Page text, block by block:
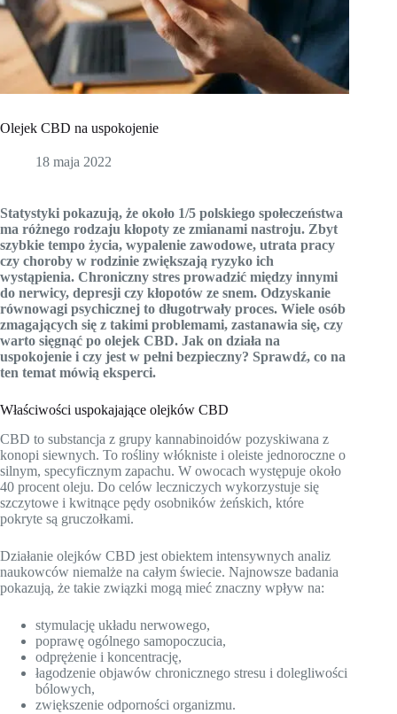
Olejek CBD na uspokojenie
18 maja 2022
Statystyki pokazują, że około 1/5 polskiego społeczeństwa
ma różnego rodzaju kłopoty ze zmianami nastroju. Zbyt
szybkie tempo życia, wypalenie zawodowe, utrata pracy
czy choroby w rodzinie zwiększają ryzyko ich
wystąpienia. Chroniczny stres prowadzić między innymi
do nerwicy, depresji czy kłopotów ze snem. Odzyskanie
równowagi psychicznej to długotrwały proces. Wiele osób
zmagających się z takimi problemami, zastanawia się, czy
warto sięgnąć po olejek CBD. Jak on działa na
uspokojenie i czy jest w pełni bezpieczny? Sprawdź, co na
ten temat mówią eksperci.
Właściwości uspokajające olejków CBD
CBD to substancja z grupy kannabinoidów pozyskiwana z
konopi siewnych. To rośliny włókniste i oleiste jednoroczne o
silnym, specyficznym zapachu. W owocach występuje około
40 procent oleju. Do celów leczniczych wykorzystuje się
szczytowe i kwitnące pędy osobników żeńskich, które
pokryte są gruczołkami.
Działanie olejków CBD jest obiektem intensywnych analiz
naukowców niemalże na całym świecie. Najnowsze badania
pokazują, że takie związki mogą mieć znaczny wpływ na:
stymulację układu nerwowego,
poprawę ogólnego samopoczucia,
odprężenie i koncentrację,
łagodzenie objawów chronicznego stresu i dolegliwości
bólowych,
zwiększenie odporności organizmu.